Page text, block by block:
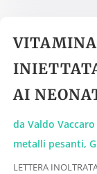
VITAMINA
AI
da Valdo Vaccaro
metalli pesanti,
LETTERA